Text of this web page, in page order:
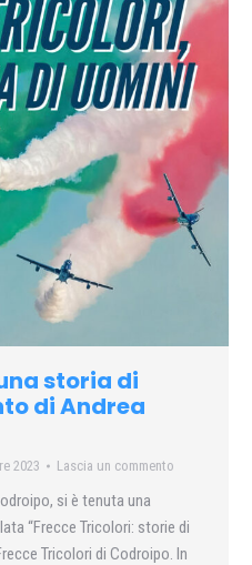
storia di
di Andrea
2023 Lascia un commento
si è tenuta una
“Frecce Tricolori: storie di
Tricolori di Codroipo. In